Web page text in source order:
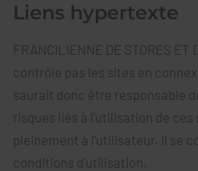
Liens hypertexte
FRANCILIENNE DE STORES ET
contrôle pas les sites en
saurait donc être responsable
risques liés à l'utilisation de
pleinement à l'utilisateur. Il se
conditions d'utilisation.